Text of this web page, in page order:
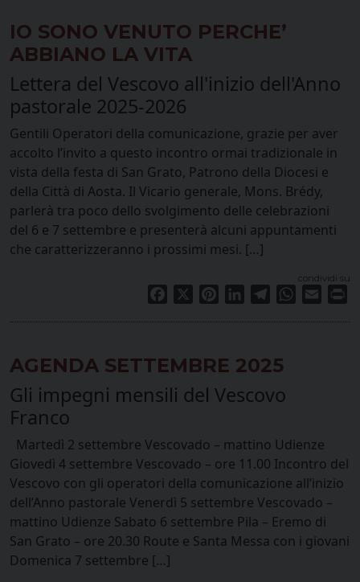
IO SONO VENUTO PERCHE’
ABBIANO LA VITA
Lettera del Vescovo all'inizio dell'Anno
pastorale 2025-2026
Gentili Operatori della comunicazione, grazie per aver
accolto l’invito a questo incontro ormai tradizionale in
vista della festa di San Grato, Patrono della Diocesi e
della Città di Aosta. Il Vicario generale, Mons. Brédy,
parlerà tra poco dello svolgimento delle celebrazioni
del 6 e 7 settembre e presenterà alcuni appuntamenti
che caratterizzeranno i prossimi mesi. […]
condividi su
Facebook PinterestLinkedInTelegramWhatsApp
Email
AGENDA SETTEMBRE 2025
Gli impegni mensili del Vescovo
Franco
Martedì 2 settembre Vescovado – mattino Udienze
Giovedì 4 settembre Vescovado – ore 11.00 Incontro del
Vescovo con gli operatori della comunicazione all’inizio
dell’Anno pastorale Venerdì 5 settembre Vescovado –
mattino Udienze Sabato 6 settembre Pila – Eremo di
San Grato – ore 20.30 Route e Santa Messa con i giovani
Domenica 7 settembre […]